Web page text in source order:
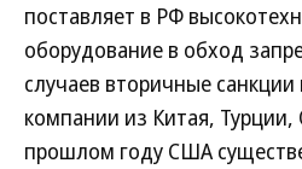
поставляет в РФ
оборудование в обход
случаев вторичные
компании из Китая,
прошлом году США